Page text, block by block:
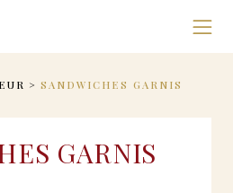
> SANDWICHES GARNIS
GARNIS